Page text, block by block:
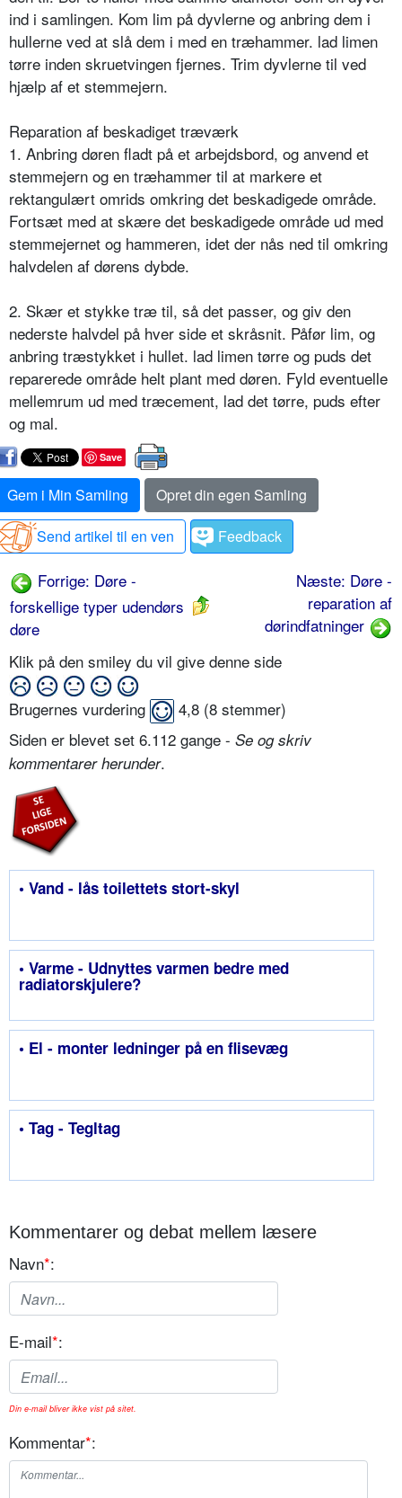
ind i samlingen. Kom lim på dyvlerne og anbring dem i
hullerne ved at slå dem i med en træhammer. lad limen
tørre inden skruetvingen fjernes. Trim dyvlerne til ved
hjælp af et stemmejern.
Reparation af beskadiget træværk
1. Anbring døren fladt på et arbejdsbord, og anvend et
stemmejern og en træhammer til at markere et
rektangulært omrids omkring det beskadigede område.
Fortsæt med at skære det beskadigede område ud med
stemmejernet og hammeren, idet der nås ned til omkring
halvdelen af dørens dybde.
2. Skær et stykke træ til, så det passer, og giv den
nederste halvdel på hver side et skråsnit. Påfør lim, og
anbring træstykket i hullet. lad limen tørre og puds det
reparerede område helt plant med døren. Fyld eventuelle
mellemrum ud med træcement, lad det tørre, puds efter
og mal.
Save
Gem i Min Samling
Opret din egen Samling
Send artikel til en ven
Feedback
Forrige: Døre -
forskellige typer udendørs
døre
Næste: Døre -
reparation af
dørindfatninger
Klik på den smiley du vil give denne side
Brugernes vurdering 4,8 (8 stemmer)
Siden er blevet set 6.112 gange - Se og skriv
kommentarer herunder.
• Vand - lås toilettets stort-skyl
• Varme - Udnyttes varmen bedre med
radiatorskjulere?
• El - monter ledninger på en flisevæg
• Tag - Tegltag
Kommentarer og debat mellem læsere
Navn*:
E-mail*:
Din e-mail bliver ikke vist på sitet.
Kommentar*: